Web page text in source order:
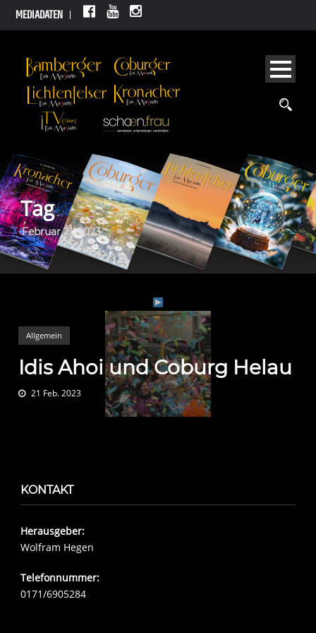
MEDIADATEN
Tag
Februar 21, 2023
Allgemein
Idis Ahoi und Coburg Helau
21 Feb. 2023
KONTAKT
Herausgeber:
Wolfram Hegen
Telefonnummer:
0171/6905284